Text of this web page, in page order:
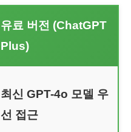
유료 버전 (ChatGPT
Plus)
최신 GPT-4o 모델 우
선 접근